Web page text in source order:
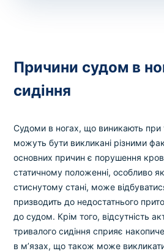
Причини судом в
сидіння
Судоми в ногах, що виникають при
можуть бути викликані різними
основних причин є порушення
статичному положенні, особливо
стиснутому стані, може
призводить до недостатнього
до судом. Крім того, відсутність
тривалого сидіння сприяє
в м’язах, що також може